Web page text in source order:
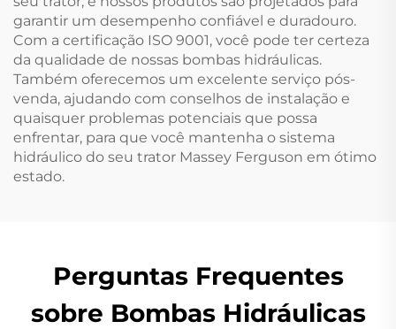
garantir um desempenho confiável e duradouro.
Com a certificação ISO 9001, você pode ter certeza
da qualidade de nossas bombas hidráulicas.
Também oferecemos um excelente serviço pós-
venda, ajudando com conselhos de instalação e
quaisquer problemas potenciais que possa
enfrentar, para que você mantenha o sistema
hidráulico do seu trator Massey Ferguson em ótimo
estado.
Perguntas Frequentes
sobre Bombas Hidráulicas